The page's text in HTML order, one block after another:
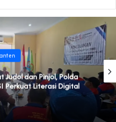
Judol dan Pinjol, Polda
Perkuat Literasi Digital